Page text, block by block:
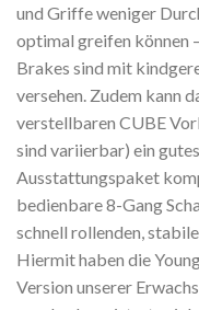
und Griffe weniger
optimal greifen können
Brakes sind mit
versehen. Zudem kann
verstellbaren CUBE
sind variierbar) ein
Ausstattungspaket
bedienbare 8-Gang
schnell rollenden,
Hiermit haben die
Version unserer